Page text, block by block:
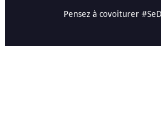
Pensez à covoiturer